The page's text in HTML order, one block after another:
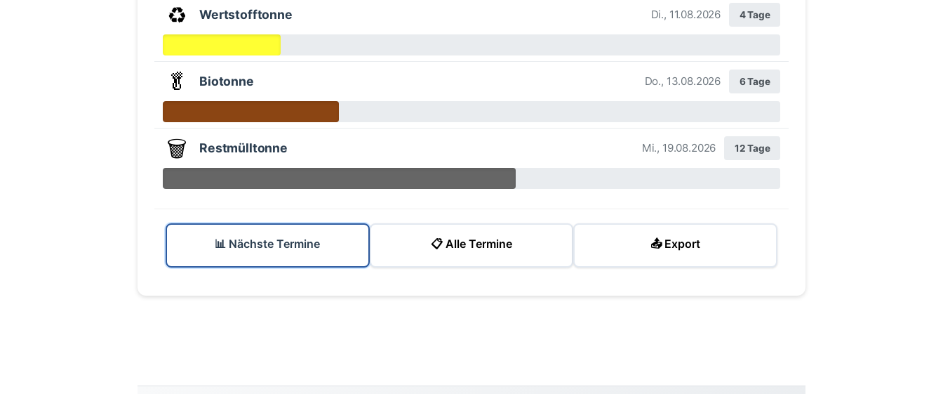
♻️ Wertstofftonne Di., 11.08.2026 4 Tage
🥬 Biotonne Do., 13.08.2026 6 Tage
🗑️ Restmülltonne Mi., 19.08.2026 12 Tage
📊 Nächste Termine 📋 Alle Termine 📤 Export